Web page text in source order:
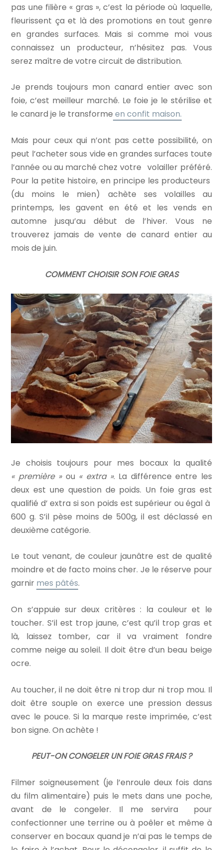
pas une filière « gras », c’est la période où laquelle,
fleurissent ça et là des promotions en tout genre
en grandes surfaces. Mais si comme moi vous
connaissez un producteur, n’hésitez pas. Vous
serez maître de votre circuit de distribution.
Je prends toujours mon canard entier avec son
foie, c’est meilleur marché. Le foie je le stérilise et
le canard je le transforme en confit maison.
Mais pour ceux qui n’ont pas cette possibilité, on
peut l’acheter sous vide en grandes surfaces toute
l’année ou au marché chez votre volailler préféré.
Pour la petite histoire, en principe les producteurs
(du moins le mien) achète ses volailles au
printemps, les gavent en été et les vends en
automne jusqu’au début de l’hiver. Vous ne
trouverez jamais de vente de canard entier au
mois de juin.
COMMENT CHOISIR SON FOIE GRAS
Je choisis toujours pour mes bocaux la qualité
« première »ou « extra ». La différence entre les
deux est une question de poids. Un foie gras est
qualifié d’ extra si son poids est supérieur ou égal à
600 g. S’il pèse moins de 500g, il est déclassé en
deuxième catégorie.
Le tout venant, de couleur jaunâtre est de qualité
moindre et de facto moins cher. Je le réserve pour
garnir mes pâtés.
On s’appuie sur deux critères : la couleur et le
toucher. S’il est trop jaune, c’est qu’il trop gras et
là, laissez tomber, car il va vraiment fondre
comme neige au soleil. Il doit être d’un beau beige
ocre.
Au toucher, il ne doit être ni trop dur ni trop mou. Il
doit être souple on exerce une pression dessus
avec le pouce. Si la marque reste imprimée, c’est
bon signe. On achète !
PEUT-ON CONGELER UN FOIE GRAS FRAIS ?
Filmer soigneusement (je l’enroule deux fois dans
du film alimentaire) puis le mets dans une poche,
avant de le congeler. Il me servira pour
confectionner une terrine ou à poêler et même à
conserver en bocaux quand je n’ai pas le temps de